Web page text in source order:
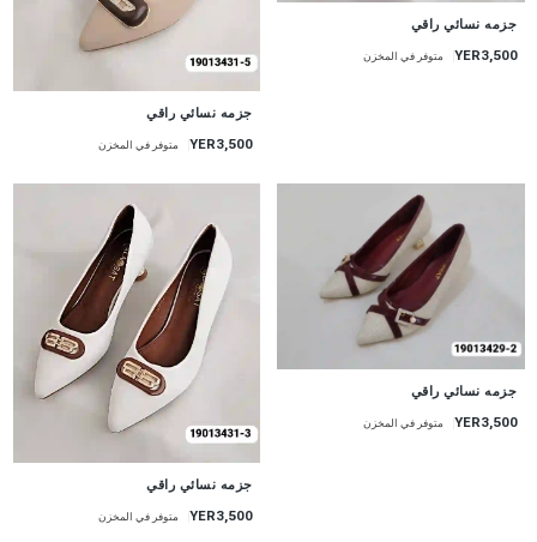
جزمه نسائي راقي
YER3,500 متوفر في المخزن
جزمه نسائي راقي
YER3,500 متوفر في المخزن
جزمه نسائي راقي
YER3,500 متوفر في المخزن
جزمه نسائي راقي
YER3,500 متوفر في المخزن